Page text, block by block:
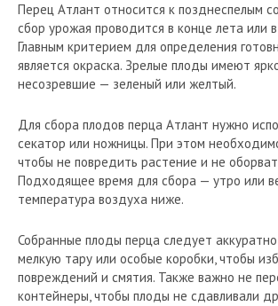
Перец Атлант относится к позднеспелым
сбор урожая проводится в конце лета или
Главным критерием для определения
является окраска. Зрелые плоды имеют
несозревшие — зеленый или желтый.
Для сбора плодов перца Атлант нужно
секатор или ножницы. При этом
чтобы не повредить растение и не
Подходящее время для сбора — утро или
температура воздуха ниже.
Собранные плоды перца следует
мелкую тару или особые коробки, чтобы
повреждений и смятия. Также важно не
контейнеры, чтобы плоды не сдавливали